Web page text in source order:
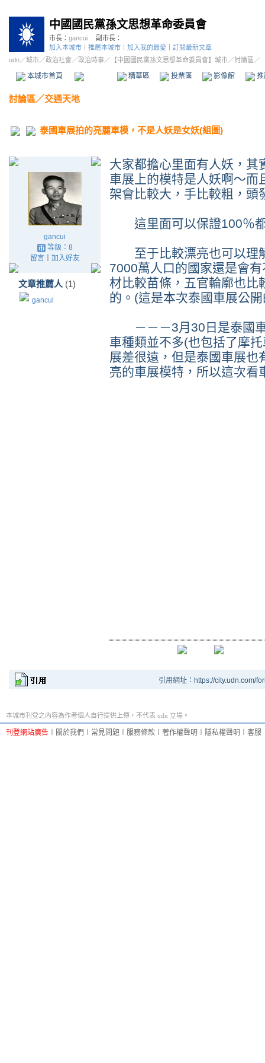
中國國民黨孫文思想革命委員會
市長： gancui
副市長：
加入本城市
推薦本城市 加入我的最愛
訂閱最新文章
udn／城市／政治社會 ／政治時事／ 【中國國民黨孫文思想革命委員會】城市／討論區／
本城市首頁 精華區 投票區 影像館
討論區／交通天地
泰國車展拍的亮麗車模，不是人妖是女妖(組圖)
gancui
等級：8
留言｜ 加入好友
文章推薦人 (1)
gancui
大家都擔心里面有人妖，其
車展上的模特是人妖啊～而
架會比較大，手比較粗，頭
這里面可以保證100％都
至于比較漂亮也可以理
7000萬人口的國家還是會
材比較苗條，五官輪廓也比
的。(這是本次泰國車展公
－－－3月30日是泰國車
車種類並不多(也包括了摩
展差很遠，但是泰國車展也
亮的車展模特，所以這次看
引用網址：https://city.udn.com/
本城市刊登之內容為作者個人自行提供上傳，不代表 udn 立場。
刊登網站廣告 關於我們 常見問題 服務條款 著作權聲明 隱私權聲明 客服